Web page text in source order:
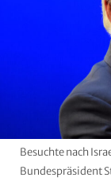
Besuchte nach
Bundespräsident